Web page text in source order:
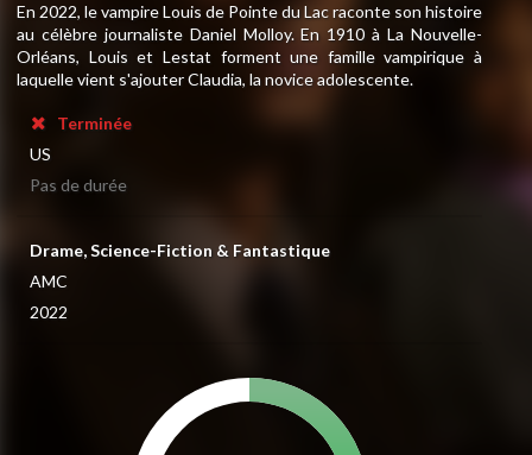
En 2022, le vampire Louis de Pointe du Lac raconte son histoire
au célèbre journaliste Daniel Molloy. En 1910 à La Nouvelle-
Orléans, Louis et Lestat forment une famille vampirique à
laquelle vient s'ajouter Claudia, la novice adolescente.
Terminée
US
Pas de durée
Drame, Science-Fiction & Fantastique
AMC
2022